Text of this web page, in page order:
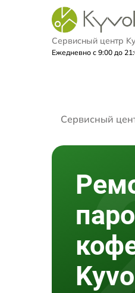
Сервисный центр
Ежедневно с 9:00 до
Сервисный